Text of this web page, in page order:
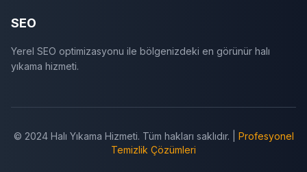
SEO
Yerel SEO optimizasyonu ile bölgenizdeki en görünür halı
yıkama hizmeti.
© 2024 Halı Yıkama Hizmeti. Tüm hakları saklıdır. | Profesyonel
Temizlik Çözümleri